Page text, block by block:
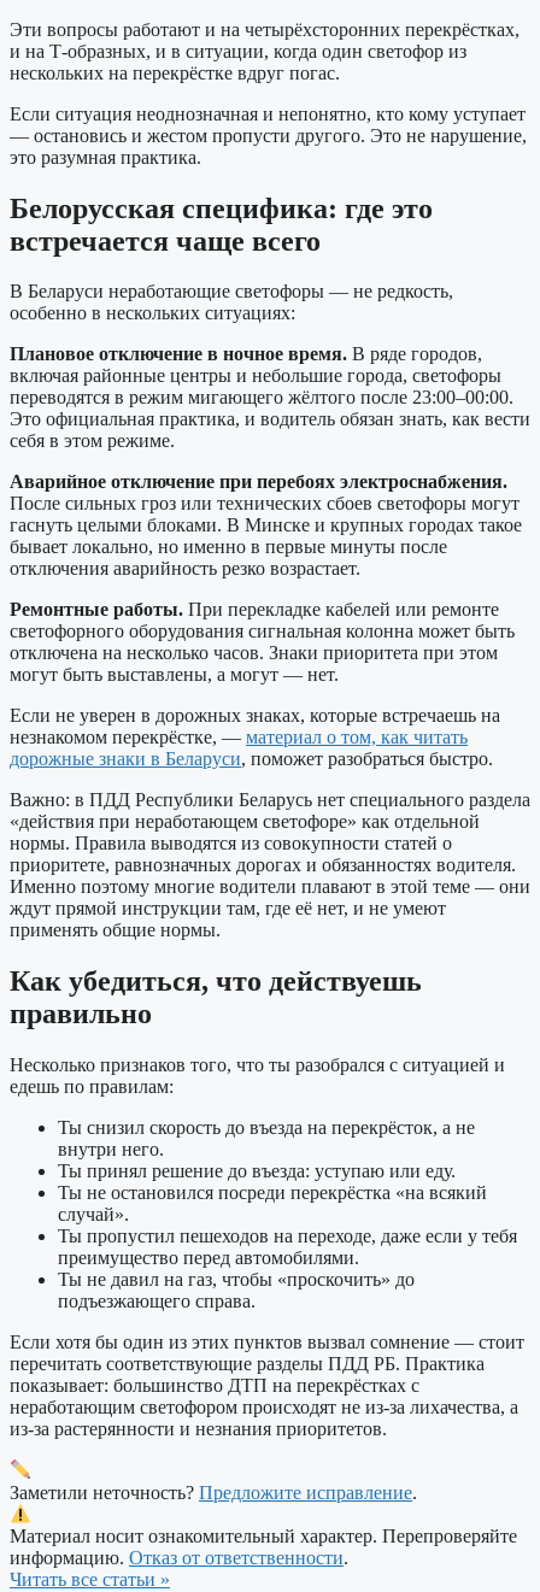
Эти вопросы работают и на четырёхсторонних перекрёстках,
и на Т-образных, и в ситуации, когда один светофор из
нескольких на перекрёстке вдруг погас.
Если ситуация неоднозначная и непонятно, кто кому уступает
— остановись и жестом пропусти другого. Это не нарушение,
это разумная практика.
Белорусская специфика: где это
встречается чаще всего
В Беларуси неработающие светофоры — не редкость,
особенно в нескольких ситуациях:
Плановое отключение в ночное время. В ряде городов,
включая районные центры и небольшие города, светофоры
переводятся в режим мигающего жёлтого после 23:00–00:00.
Это официальная практика, и водитель обязан знать, как вести
себя в этом режиме.
Аварийное отключение при перебоях электроснабжения.
После сильных гроз или технических сбоев светофоры могут
гаснуть целыми блоками. В Минске и крупных городах такое
бывает локально, но именно в первые минуты после
отключения аварийность резко возрастает.
Ремонтные работы. При перекладке кабелей или ремонте
светофорного оборудования сигнальная колонна может быть
отключена на несколько часов. Знаки приоритета при этом
могут быть выставлены, а могут — нет.
Если не уверен в дорожных знаках, которые встречаешь на
незнакомом перекрёстке, — материал о том, как читать
дорожные знаки в Беларуси, поможет разобраться быстро.
Важно: в ПДД Республики Беларусь нет специального раздела
«действия при неработающем светофоре» как отдельной
нормы. Правила выводятся из совокупности статей о
приоритете, равнозначных дорогах и обязанностях водителя.
Именно поэтому многие водители плавают в этой теме — они
ждут прямой инструкции там, где её нет, и не умеют
применять общие нормы.
Как убедиться, что действуешь
правильно
Несколько признаков того, что ты разобрался с ситуацией и
едешь по правилам:
Ты снизил скорость до въезда на перекрёсток, а не
внутри него.
Ты принял решение до въезда: уступаю или еду.
Ты не остановился посреди перекрёстка «на всякий
случай».
Ты пропустил пешеходов на переходе, даже если у тебя
преимущество перед автомобилями.
Ты не давил на газ, чтобы «проскочить» до
подъезжающего справа.
Если хотя бы один из этих пунктов вызвал сомнение — стоит
перечитать соответствующие разделы ПДД РБ. Практика
показывает: большинство ДТП на перекрёстках с
неработающим светофором происходят не из-за лихачества, а
из-за растерянности и незнания приоритетов.
Заметили неточность? Предложите исправление.
Материал носит ознакомительный характер. Перепроверяйте
информацию. Отказ от ответственности.
Читать все статьи »